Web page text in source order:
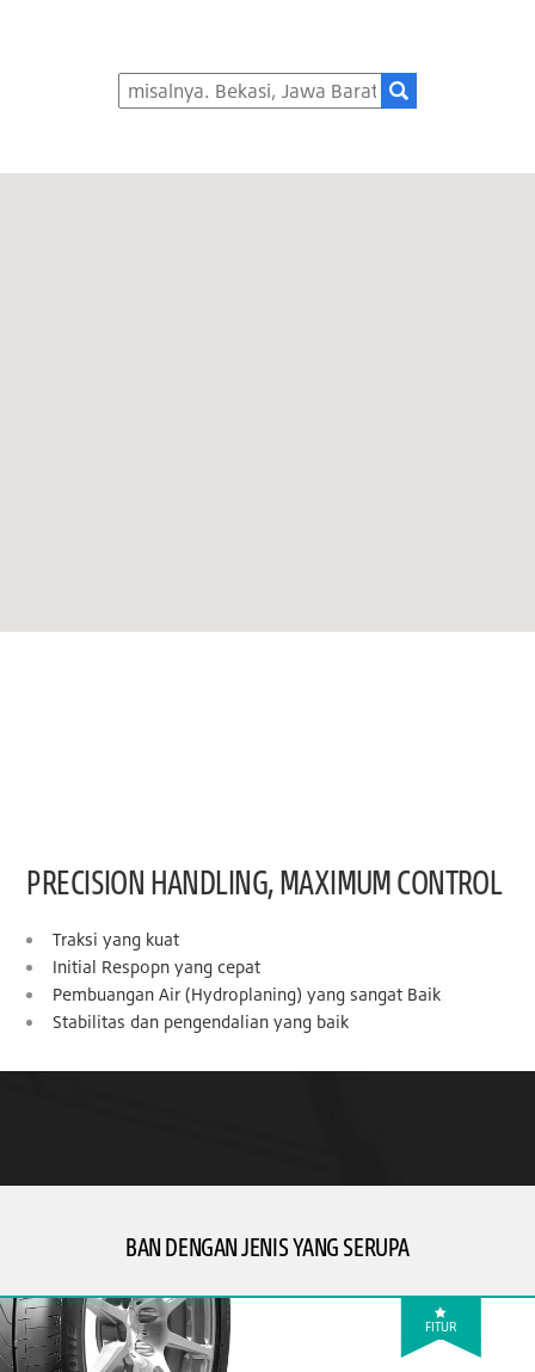
PRECISION HANDLING, MAXIMUM CONTROL
Traksi yang kuat
Initial Respopn yang cepat
Pembuangan Air (Hydroplaning) yang sangat Baik
Stabilitas dan pengendalian yang baik
BAN DENGAN JENIS YANG SERUPA
FITUR